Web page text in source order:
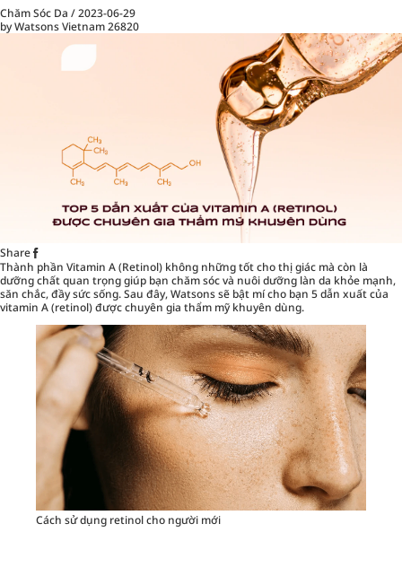
Chăm Sóc Da /2023-06-29
by Watsons Vietnam26820
Share
Thành phần Vitamin A (Retinol) không những tốt cho thị giác mà còn là
dưỡng chất quan trọng giúp bạn chăm sóc và nuôi dưỡng làn da khỏe mạnh,
săn chắc, đầy sức sống. Sau đây, Watsons sẽ bật mí cho bạn 5 dẫn xuất của
vitamin A (retinol)được chuyên gia thẩm mỹ khuyên dùng.
Cách sử dụng retinol cho người mới